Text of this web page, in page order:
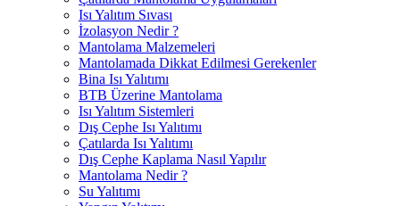
Isı Yalıtım Sıvası
İzolasyon Nedir ?
Mantolama Malzemeleri
Mantolamada Dikkat Edilmesi Gerekenler
Bina Isı Yalıtımı
BTB Üzerine Mantolama
Isı Yalıtım Sistemleri
Dış Cephe Isı Yalıtımı
Çatılarda Isı Yalıtımı
Dış Cephe Kaplama Nasıl Yapılır
Mantolama Nedir ?
Su Yalıtımı